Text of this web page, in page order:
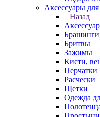
Аксессуары
Назад
Брашинги
Бритвы
Зажимы
Кисти,
Перчатки
Расчески
Щетки
Одежда